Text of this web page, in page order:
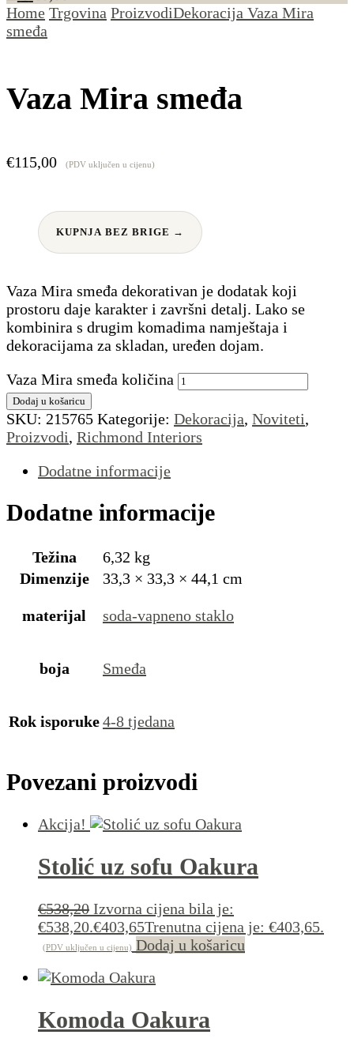
Home Trgovina ProizvodiDekoracija Vaza Mira
smeđa
Vaza Mira smeđa
€115,00 (PDV uključen u cijenu)
KUPNJA BEZ BRIGE →
Vaza Mira smeđa dekorativan je dodatak koji
prostoru daje karakter i završni detalj. Lako se
kombinira s drugim komadima namještaja i
dekoracijama za skladan, uređen dojam.
Vaza Mira smeđa količina
Dodaj u košaricu
SKU: 215765 Kategorije: Dekoracija, Noviteti,
Proizvodi, Richmond Interiors
Dodatne informacije
Dodatne informacije
Težina
6,32 kg
Dimenzije
33,3 × 33,3 × 44,1 cm
materijal soda-vapneno staklo
boja Smeđa
Rok isporuke4-8 tjedana
Povezani proizvodi
Akcija!
Stolić uz sofu Oakura
€538,20 Izvorna cijena bila je:
€538,20.€403,65Trenutna cijena je: €403,65.
(PDV uključen u cijenu) Dodaj u košaricu
Komoda Oakura